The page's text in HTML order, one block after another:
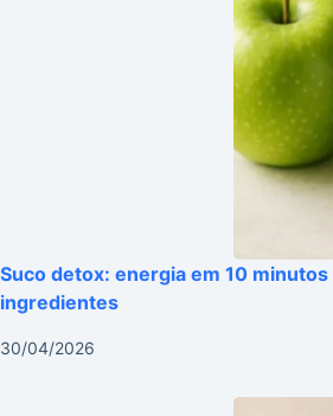
Suco detox: energia em 10
ingredientes
30/04/2026